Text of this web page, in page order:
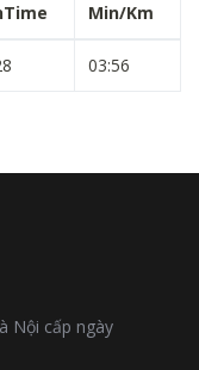
Min/Km
03:56
Nội cấp ngày